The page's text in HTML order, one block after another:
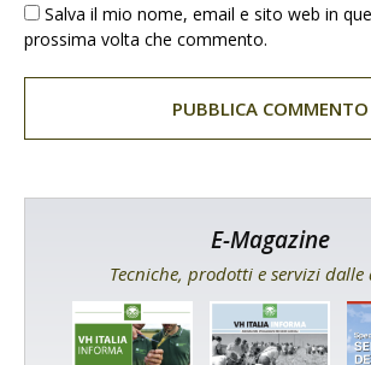
Salva il mio nome, email e sito web in
prossima volta che commento.
E-Magazine
Tecniche, prodotti e servizi dalle